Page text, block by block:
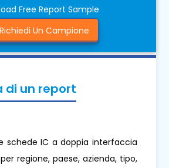
Free Report Sample
Un Campione
di un report
schede IC a doppia interfaccia
regione, paese, azienda, tipo,